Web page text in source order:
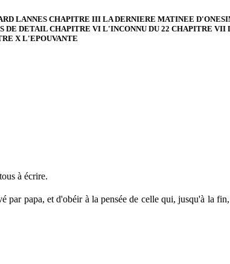
LANNES CHAPITRE III LA DERNIERE MATINEE
DETAIL CHAPITRE VI L'INCONNU DU 22 CHAPITRE VII
X L'EPOUVANTE
à écrire.
par papa, et d'obéir à la pensée de celle qui, jusqu'à la